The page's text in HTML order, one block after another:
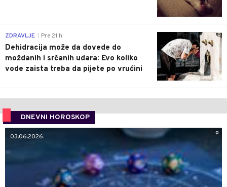
0
ZDRAVLJE Pre 21 h
Dehidracija može da dovede do
moždanih i srčanih udara: Evo koliko
vode zaista treba da pijete po vrućini
DNEVNI HOROSKOP
0
03.06.2026.